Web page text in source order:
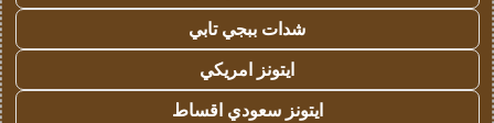
شدات ببجي تابي
ايتونز امريكي
ايتونز سعودي اقساط